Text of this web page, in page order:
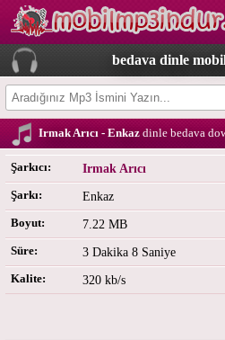
bedava dinle
Irmak Arıcı - Enkazdinle bedava
Şarkıcı: Irmak Arıcı
Şarkı: Enkaz
Boyut: 7.22 MB
Süre: 3 Dakika 8 Saniye
Kalite: 320 kb/s